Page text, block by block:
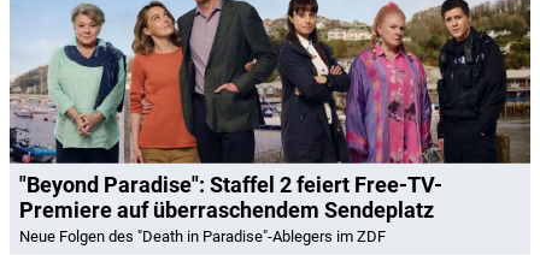
"Beyond Paradise": Staffel 2 feiert Free-TV-
Premiere auf überraschendem Sendeplatz
Neue Folgen des "Death in Paradise"-Ablegers im ZDF